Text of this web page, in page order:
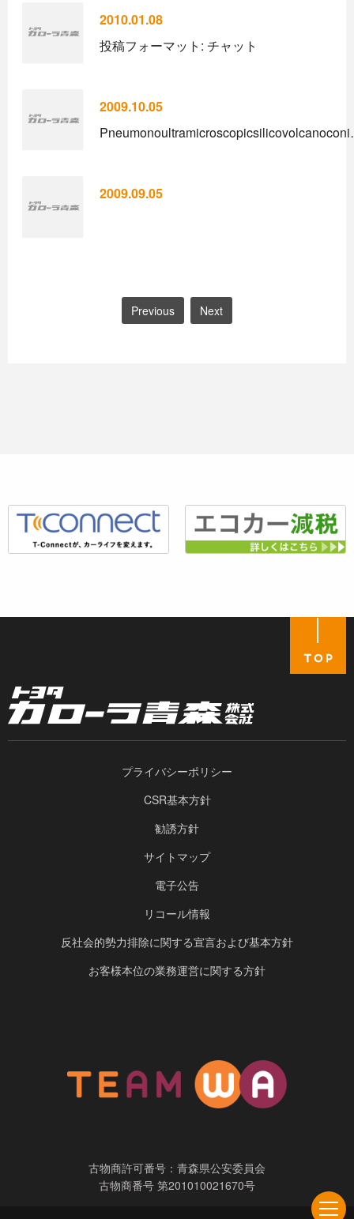
2010.01.08
投稿フォーマット: チャット
2009.10.05
2009.09.05
Previous Next
プライバシーポリシー
CSR基本方針
勧誘方針
サイトマップ
電子公告
リコール情報
反社会的勢力排除に関する宣言および基本方針
お客様本位の業務運営に関する方針
古物商許可番号：青森県公安委員会
古物商番号 第201010021670号